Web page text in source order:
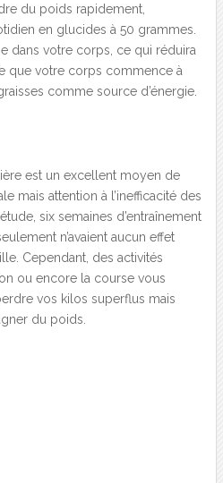
du poids rapidement,
en glucides à 50 grammes.
dans votre corps, ce qui réduira
que votre corps commence à
comme source d’énergie.
est un excellent moyen de
mais attention à l’inefficacité des
six semaines d’entraînement
n’avaient aucun effet
Cependant, des activités
ou encore la course vous
vos kilos superflus mais
du poids.